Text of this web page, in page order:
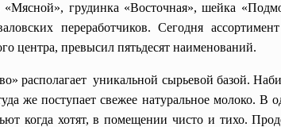
грудинка «Восточная», шейка
переработчиков. Сегодня
центра, превысил пятьдесят наименований.
располагает уникальной сырьевой базой.
же поступает свежее натуральное молоко. В
когда хотят, в помещении чисто и тихо.